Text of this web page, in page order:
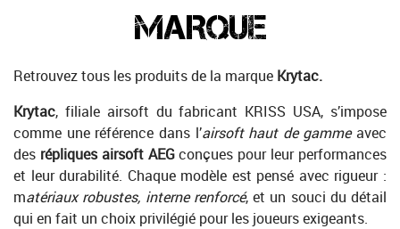
MARQUE
Retrouvez tous les produits de la marque Krytac.
Krytac, filiale airsoft du fabricant KRISS USA, s’impose
comme une référence dans l’airsoft haut de gammeavec
des répliques airsoft AEGconçues pour leur performances
et leur durabilité. Chaque modèle est pensé avec rigueur :
matériaux robustes, interne renforcé, et un souci du détail
qui en fait un choix privilégié pour les joueurs exigeants.